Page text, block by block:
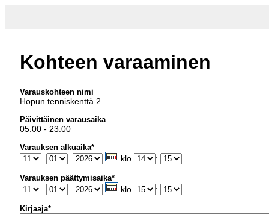
Kohteen varaaminen
Varauskohteen nimi
Hopun tenniskenttä 2
Päivittäinen varausaika
05:00 - 23:00
Varauksen alkuaika*
klo :
Varauksen päättymisaika*
klo :
Kirjaaja*